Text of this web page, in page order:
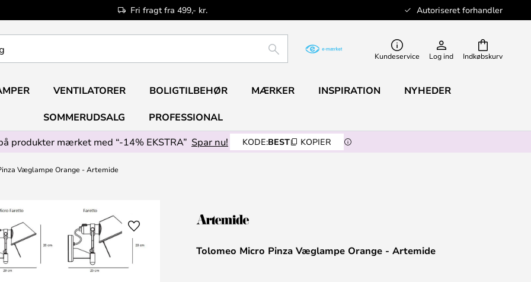
Fri fragt fra 499,- kr. Autoriseret forhandler
Indkøbskurv
SØG Kundeservice Log ind
VENTILATORER BOLIGTILBEHØR MÆRKER INSPIRATION NYHEDER
SOMMERUDSALG
PROFESSIONAL
produkter mærket med “-14% EKSTRA” Spar nu! KODE:BEST KOPIER
Væglampe Orange - Artemide
Tolomeo Micro Pinza Væglampe Orange - Artemide